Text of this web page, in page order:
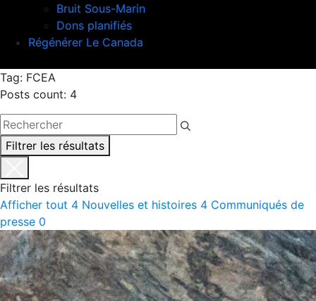
Bruit Sous-Marin
Dons planifiés
Régénérer Le Canada
Tag: FCEA
Posts count: 4
Filtrer les résultats
Filtrer les résultats
Afficher tout 4 Nouvelles et histoires 4 Communiqués de
presse 0